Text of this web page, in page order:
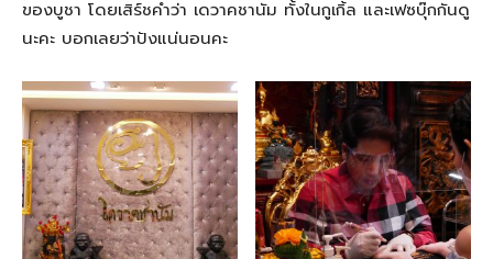
ของบูชา โดยเสิร์ชคำว่า เดวาคชานัม ทั้งในกูเกิ้ล และเฟซบุ๊กกันดู
นะคะ บอกเลยว่าปังแน่นอนคะ